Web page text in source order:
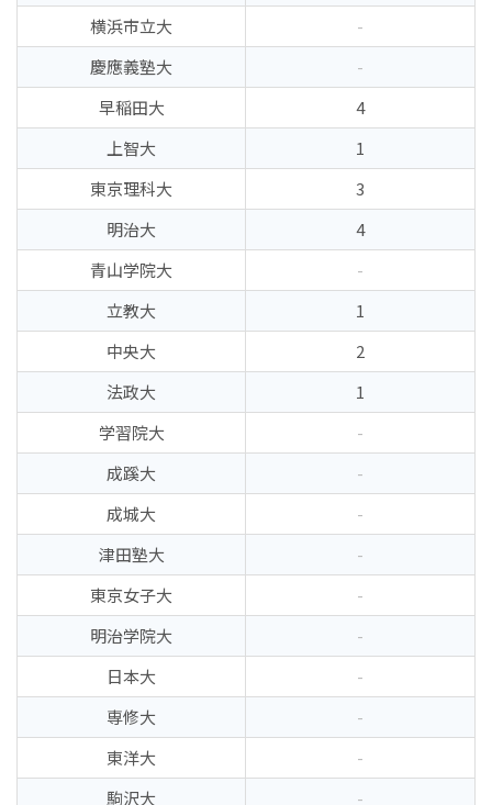
横浜市立大
-
慶應義塾大
-
早稲田大
4
上智大
1
東京理科大
3
明治大
4
青山学院大
-
立教大
1
中央大
2
法政大
1
学習院大
-
成蹊大
-
成城大
-
津田塾大
-
東京女子大
-
明治学院大
-
日本大
-
専修大
-
東洋大
-
駒沢大
-